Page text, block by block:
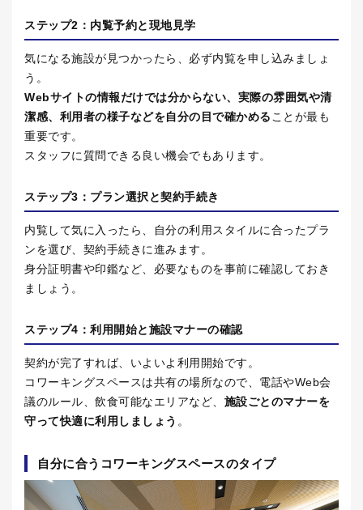
ステップ2 ：内覧予約と現地見学
気になる施設が見つかったら、必ず内覧を申し込みましょ
う。
Webサイトの情報だけでは分からない、実際の雰囲気や清
潔感、利用者の様子などを自分の目で確かめる ことが最も
重要です。
スタッフに質問できる良い機会でもあります。
ステップ3 ：プラン選択と契約手続き
内覧して気に入ったら、自分の利用スタイルに合ったプラ
ンを選び、契約手続きに進みます。
身分証明書や印鑑など、必要なものを事前に確認しておき
ましょう。
ステップ4 ：利用開始と施設マナーの確認
契約が完了すれば、いよいよ利用開始です。
コワーキングスペースは共有の場所なので、電話やWeb会
議のルール、飲食可能なエリアなど、 施設ごとのマナーを
守って快適に利用しましょう 。
自分に合うコワーキングスペースのタイプ